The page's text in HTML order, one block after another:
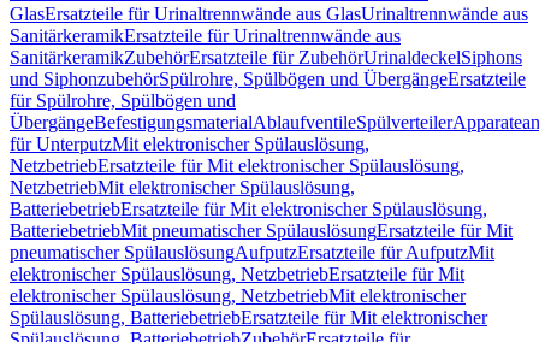
GlasErsatzteile für Urinaltrennwände aus GlasUrinaltrennwände aus
SanitärkeramikErsatzteile für Urinaltrennwände aus
SanitärkeramikZubehörErsatzteile für ZubehörUrinaldeckelSiphons
und SiphonzubehörSpülrohre, Spülbögen und ÜbergängeErsatzteile
für Spülrohre, Spülbögen und
ÜbergängeBefestigungsmaterialAblaufventileSpülverteiler
für UnterputzMit elektronischer Spülauslösung,
NetzbetriebErsatzteile für Mit elektronischer Spülauslösung,
NetzbetriebMit elektronischer Spülauslösung,
BatteriebetriebErsatzteile für Mit elektronischer Spülauslösung,
BatteriebetriebMit pneumatischer SpülauslösungErsatzteile für Mit
pneumatischer SpülauslösungAufputzErsatzteile für AufputzMit
elektronischer Spülauslösung, NetzbetriebErsatzteile für Mit
elektronischer Spülauslösung, NetzbetriebMit elektronischer
Spülauslösung, BatteriebetriebErsatzteile für Mit elektronischer